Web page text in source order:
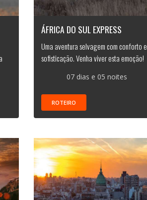
ÁFRICA DO SUL EXPRESS
Uma aventura selvagem com conforto e
sofisticação. Venha viver esta emoção!
07 dias e 05 noites
ROTEIRO